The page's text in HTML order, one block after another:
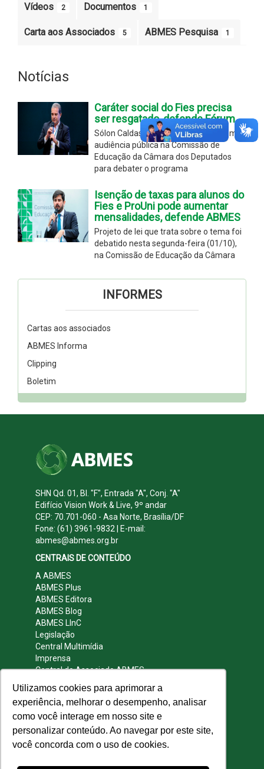
Utilizamos cookies para aprimorar a
experiência, melhorar o desempenho, analisar
como você interage em nosso site e
personalizar conteúdo. Ao navegar por este site,
você concorda com o uso de cookies.
Vídeos 2 Documentos 1
Carta aos Associados 5 ABMES Pesquisa 1
Notícias
Caráter social do Fies precisa
ser resgatado, defende Fórum
Sólon Caldas representou o Fórum em
audiência pública na Comissão de
Educação da Câmara dos Deputados
para debater o programa
Isenção de taxas para alunos do
Fies e ProUni pode aumentar
mensalidades, defende ABMES
Projeto de lei que trata sobre o tema foi
debatido nesta segunda-feira (01/10),
na Comissão de Educação da Câmara
INFORMES
Cartas aos associados
ABMES Informa
Clipping
Boletim
SHN Qd. 01, Bl. "F", Entrada "A", Conj. "A"
Edifício Vision Work & Live, 9º andar
CEP: 70.701-060 - Asa Norte, Brasília/DF
Fone: (61) 3961-9832 | E-mail:
abmes@abmes.org.br
CENTRAIS DE CONTEÚDO
A ABMES
ABMES Plus
ABMES Editora
ABMES Blog
ABMES LInC
Legislação
Central Multimídia
Imprensa
Central do Associado ABMES
REDES SOCIAIS